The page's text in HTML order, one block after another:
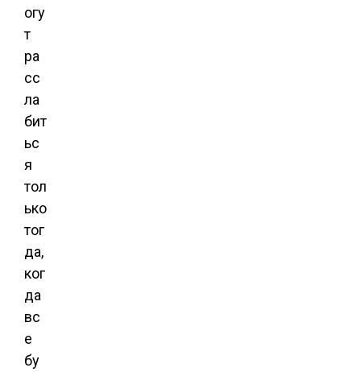
огу
т
ра
сс
ла
бит
ьс
я
тол
ько
тог
да,
ког
да
вс
е
бу